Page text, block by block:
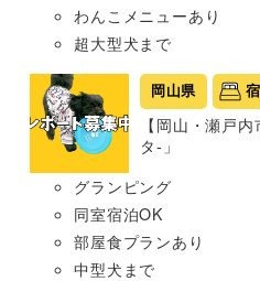
わんこメニューあり
超大型犬まで
岡山県 宿
【岡山・瀬戸
タ-」
グランピング
同室宿泊OK
部屋食プランあり
中型犬まで